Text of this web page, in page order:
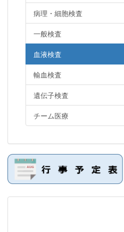
病理・細胞検査
一般検査
血液検査
輸血検査
遺伝子検査
チーム医療